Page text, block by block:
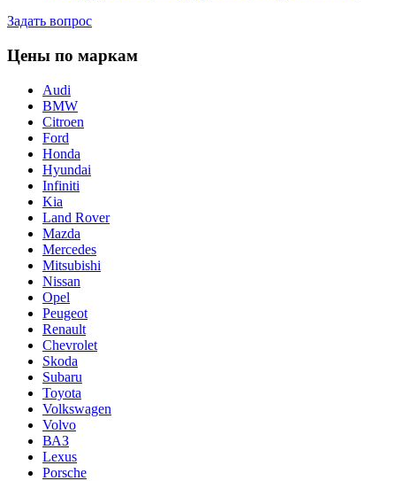
Задать вопрос
Цены по маркам
Audi
BMW
Citroen
Ford
Honda
Hyundai
Infiniti
Kia
Land Rover
Mazda
Mercedes
Mitsubishi
Nissan
Opel
Peugeot
Renault
Chevrolet
Skoda
Subaru
Toyota
Volkswagen
Volvo
ВАЗ
Lexus
Porsche